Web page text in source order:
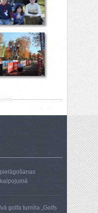
golfa turnīra „Golfs